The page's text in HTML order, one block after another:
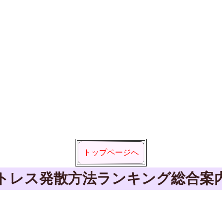
トップページへ
レス発散方法ランキング総合案